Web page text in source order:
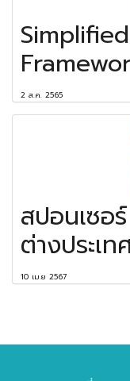
2 ส.ค. 2565
สปอนเซอ
ต่างประเ
10 เม.ย 2567